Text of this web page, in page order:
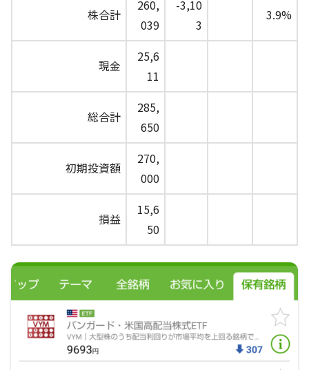
株合計
260,
039
-3,10
3
3.9%
現金
25,6
11
総合計
285,
650
初期投資額
270,
000
損益
15,6
50